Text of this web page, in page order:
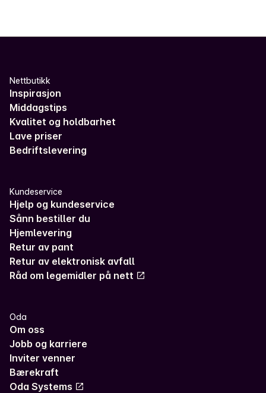
Nettbutikk
Inspirasjon
Middagstips
Kvalitet og holdbarhet
Lave priser
Bedriftslevering
Kundeservice
Hjelp og kundeservice
Sånn bestiller du
Hjemlevering
Retur av pant
Retur av elektronisk avfall
Råd om legemidler på nett
Oda
Om oss
Jobb og karriere
Inviter venner
Bærekraft
Oda Systems